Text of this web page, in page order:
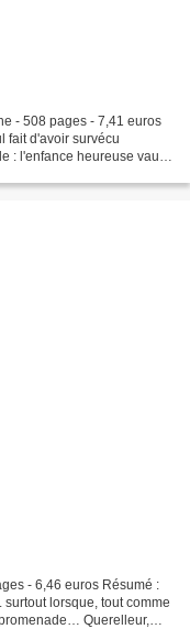
- 508 pages - 7,41 euros
fait d'avoir survécu
: l'enfance heureuse vaut
- 6,46 euros Résumé :
lorsque, tout comme
Querelleur,